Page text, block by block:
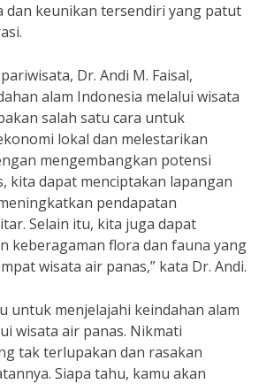
dan keunikan tersendiri yang patut
Dr. Andi M. Faisal,
alam Indonesia melalui wisata
salah satu cara untuk
lokal dan melestarikan
mengembangkan potensi
kita dapat menciptakan lapangan
pendapatan
Selain itu, kita juga dapat
keberagaman flora dan fauna yang
wisata air panas,” kata Dr. Andi.
untuk menjelajahi keindahan alam
wisata air panas. Nikmati
tak terlupakan dan rasakan
Siapa tahu, kamu akan